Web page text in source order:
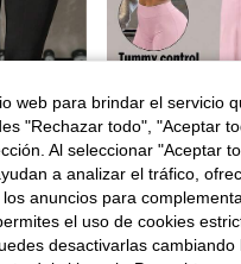
para fitness, yoga, deportes y uso casual, pantalones 3/4 para mujer para el hogar, deportes y ocio, pantalones ajustados
12
web para brindar el servicio
"Rechazar todo", "Aceptar
Al seleccionar "Aceptar
a analizar el tráfico,
anuncios para
el uso de cookies
desactivarlas cambiando